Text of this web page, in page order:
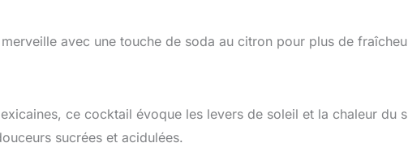
avec une touche de soda au citron pour plus de
ce cocktail évoque les levers de soleil et la chaleur du
sucrées et acidulées.